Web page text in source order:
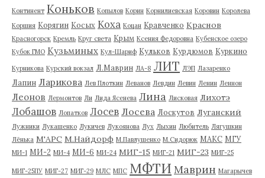
Континент Коньков Копылов Корин Корнилиевская Коровин Королева
Коршия Корягин Косых Коха Коцан Кравченко Краснов
Красногорск Кремль Круг света Крым Ксения Федоровна Кубенское озеро
Кубок ГМО Кузьминых Кул-Шариф Кульков Курдюмов Куркино
Курникова Курский вокзал Л.Маврин ЛА-8 ЛИТ ЛЭП Лазаренко
Лапин Ларикова Лев Плоткин Леванов Левдин Левин Ленин Леннон
Леонов Лермонтов Ли Лида Ясенева Лина Лисковая Лихотэ
Лобашов Лопатков Лосев Лосева Лоскутов Луганский
Лужники Лукашенко Лукичев Лукоянова Лух Лыхин Любитель Лягушкин
Лёнька М'АРС М.Найдорф М.Павлушенко М.Сидорюк МАКС МГУ
МИ-1 МИ-2 МИ-4 МИ-6 МИ-24 МИГ-15 МИГ-21 МИГ-23 МИГ-25
МИГ-25ПУ МИГ-27 МИГ-29 МЛС МПС МФТИ Маврин Магарычев